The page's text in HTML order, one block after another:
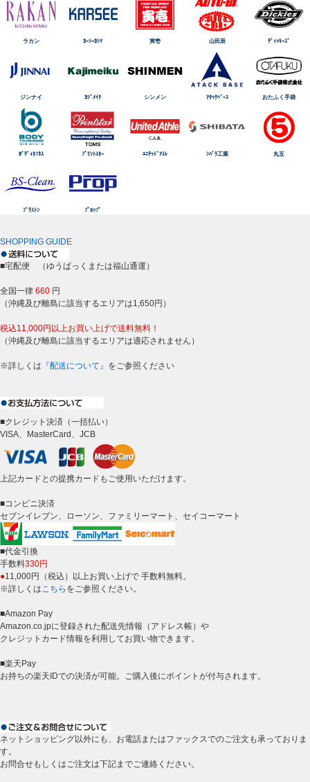
ラカン ｶｰｼｰｶｼﾏ 寅壱 山田辰 ﾃﾞｨｯｷｰｽﾞ
ジンナイ ｶｼﾞﾒｲｸ シンメン ｱﾀｯｸﾍﾞｰｽ おたふく手袋
ﾎﾞﾃﾞｨﾀﾌﾈｽ ﾌﾟﾘﾝﾄｽﾀｰ ﾕﾆﾃｯﾄﾞｱｽﾚ ｼﾊﾞﾗ工業 丸五
ﾌﾞﾗｽﾄﾝ ﾌﾟﾛｯﾌﾟ
SHOPPING GUIDE
■宅配便 （ゆうぱっくまたは福山通運）
全国一律 660 円
（沖縄及び離島に該当するエリアは1,650円）
税込11,000円以上お買い上げで送料無料！
（沖縄及び離島に該当するエリアは適応されません）
※詳しくは 『配送について』 をご参照ください
■クレジット決済（一括払い）
VISA、MasterCard、JCB
上記カードとの提携カードもご使用いただけます。
■コンビニ決済
セブンイレブン、ローソン、ファミリーマート、セイコーマート
■代金引換
手数料330円
●11,000円（税込）以上お買い上げで 手数料無料。
※詳しくは こちら をご参照ください。
■Amazon Pay
Amazon.co.jpに登録された配送先情報（アドレス帳）や
クレジットカード情報を利用してお買い物できます。
■楽天Pay
お持ちの楽天IDでの決済が可能。ご購入後にポイントが付与されます。
ネットショッピング以外にも、お電話またはファックスでのご注文も承っておりま
す。
お問合せもしくはご注文は下記までご連絡ください。